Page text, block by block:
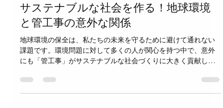
ビルの空調システムを設計する際には、建物の構造や利用目的
に合わせて最適な配管ルートを考えます。施工中は、現場の状
況に応じて柔軟に対応しながら作業を進めます。完成後も定期
的な点検やメンテナンスが必要で、トラブルを未然に防ぐ役割
も担います。 文系・理系どちらの強みも活かせる理由 管工事の
仕事は、技術的な知識だけでなく、計画力やコミュニケーショ
サステナブルな社会を作る！地球環境
と管工事の意外な関係
地球環境の保全は、私たちの未来を守るために避けて通れない
課題です。環境問題に対して多くの人が関心を持つ中で、意外
にも「管工事」がサステナブルな社会づくりに大きく貢献して
係に焦点を当て、その重要性と具体的な取り組みについて解説
します。 管工事とは何か 管工事は、建物や施設の給排水、空